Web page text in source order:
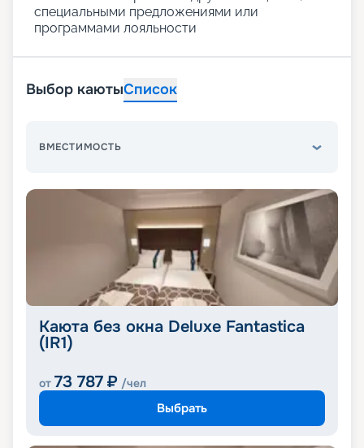
специальными предложениями или
программами лояльности
Выбор каютыСписок
ВМЕСТИМОСТЬ
Каюта без окна Deluxe Fantastica
(IR1)
от 73 787 ₽ /чел
Выбрать